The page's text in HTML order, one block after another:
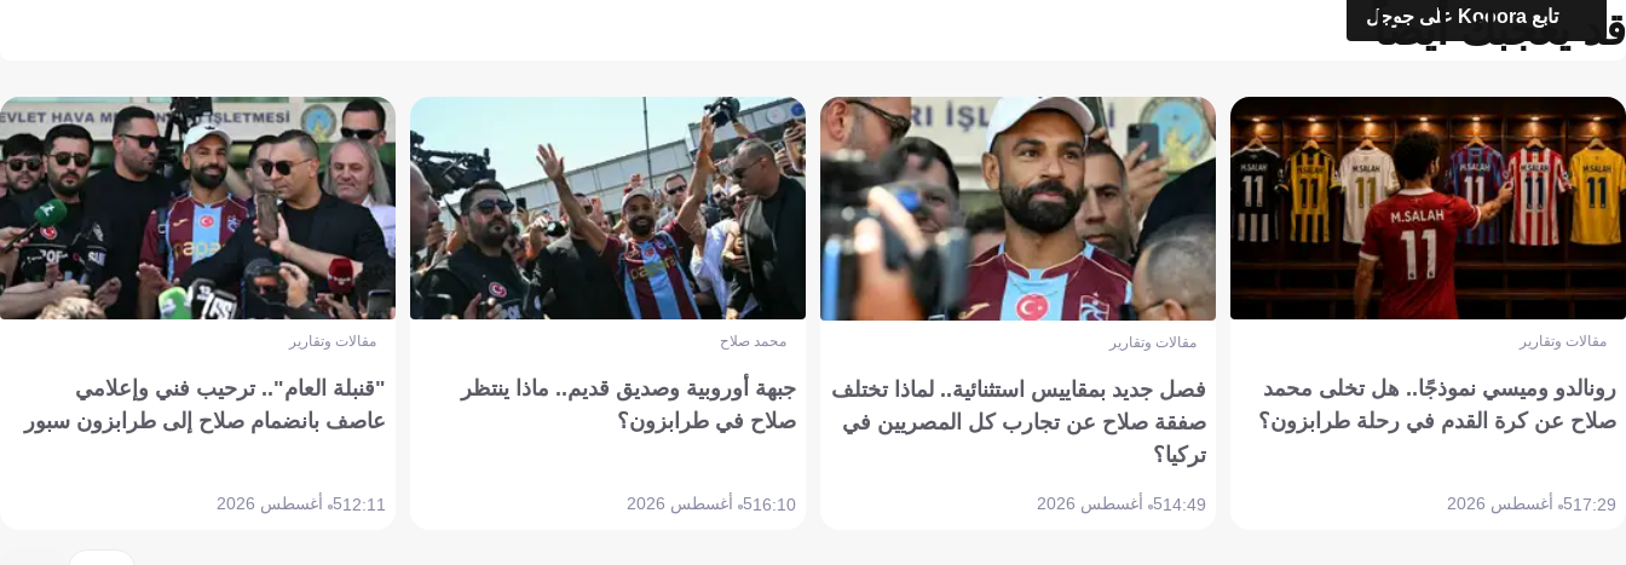
تابع Kooora على جوجل
قد يعجبك أيضاً
مقالات وتقارير
رونالدو وميسي نموذجًا.. هل تخلى محمد
صلاح عن كرة القدم في رحلة طرابزون؟
17:295 أغسطس 2026
مقالات وتقارير
فصل جديد بمقاييس استثنائية.. لماذا تختلف
صفقة صلاح عن تجارب كل المصريين في
تركيا؟
14:495 أغسطس 2026
محمد صلاح
جبهة أوروبية وصديق قديم.. ماذا ينتظر
صلاح في طرابزون؟
16:105 أغسطس 2026
مقالات وتقارير
"قنبلة العام".. ترحيب فني وإعلامي
عاصف بانضمام صلاح إلى طرابزون سبور
12:115 أغسطس 2026